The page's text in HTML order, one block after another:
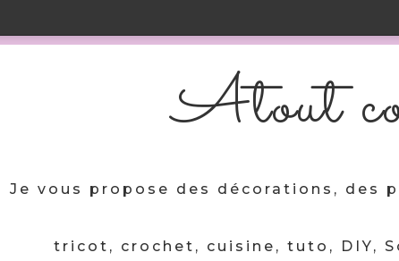
Atout
Je vous propose des décorations, des
tricot, crochet, cuisine, tuto, DIY,